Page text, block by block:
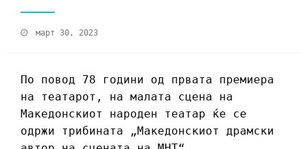
март 30, 2023
По повод 78 години од првата премиера
на театарот, на малата сцена на
Македонскиот народен театар ќе се
одржи трибината „Македонскиот драмски